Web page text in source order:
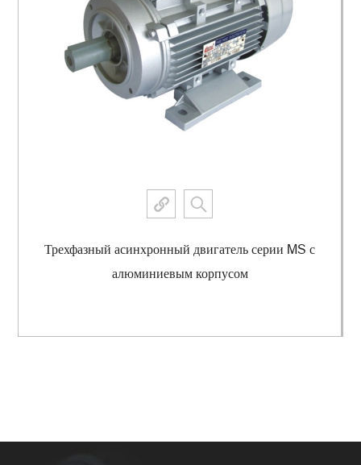
Трехфазный асинхронный двигатель серии MS с
алюминиевым корпусом